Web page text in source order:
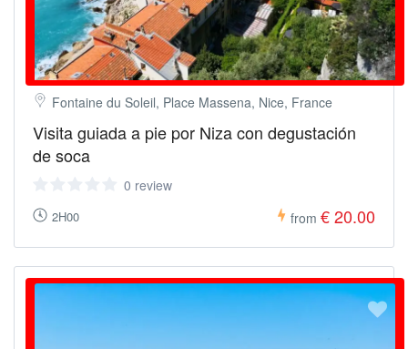
Fontaine du Soleil, Place Massena, Nice, France
Visita guiada a pie por Niza con degustación
de soca
0 review
2H00 from € 20.00